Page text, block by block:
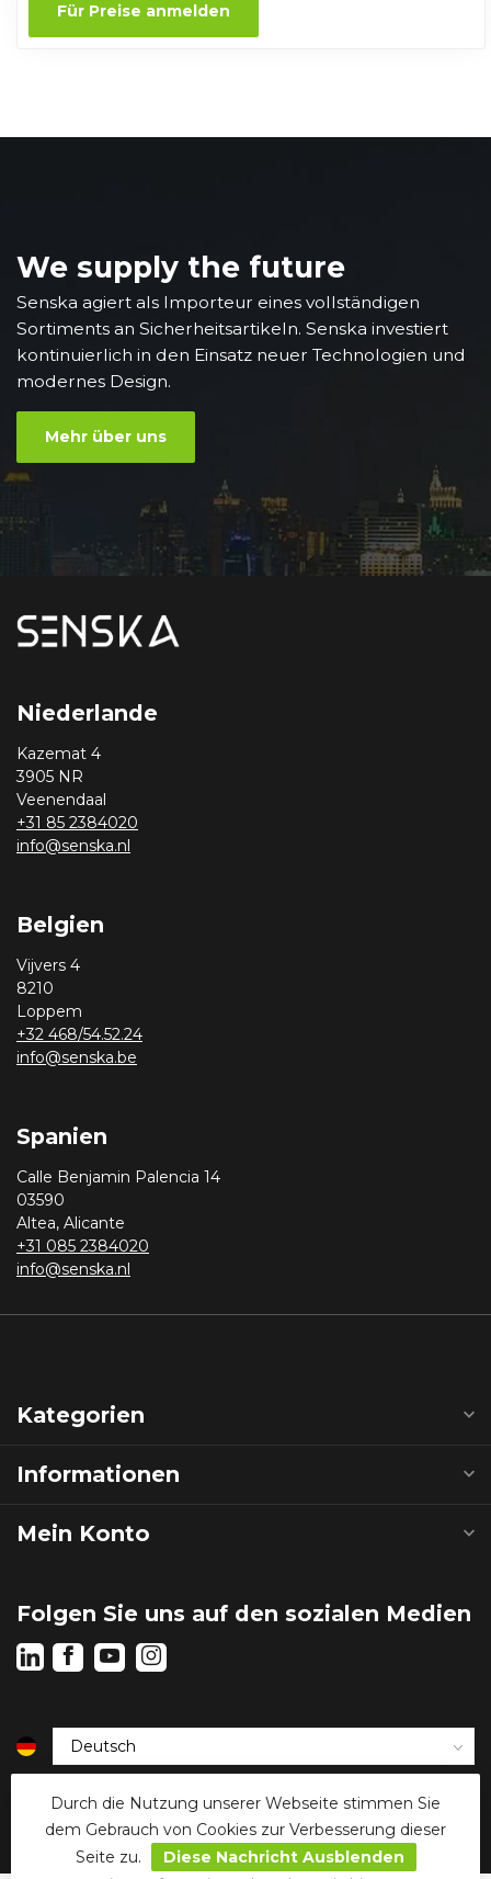
Für Preise anmelden
We supply the future
Senska agiert als Importeur eines vollständigen
Sortiments an Sicherheitsartikeln. Senska investiert
kontinuierlich in den Einsatz neuer Technologien und
modernes Design.
Mehr über uns
Niederlande
Kazemat 4
3905 NR
Veenendaal
+31 85 2384020
info@senska.nl
Belgien
Vijvers 4
8210
Loppem
+32 468/54.52.24
info@senska.be
Spanien
Calle Benjamin Palencia 14
03590
Altea, Alicante
+31 085 2384020
info@senska.nl
Kategorien
Informationen
Mein Konto
Folgen Sie uns auf den sozialen Medien
Durch die Nutzung unserer Webseite stimmen Sie
dem Gebrauch von Cookies zur Verbesserung dieser
Seite zu.
Diese Nachricht Ausblenden